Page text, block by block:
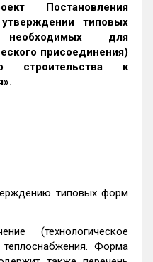
Постановления
типовых
для
присоединения)
строительства к
типовых форм
(технологическое
Форма